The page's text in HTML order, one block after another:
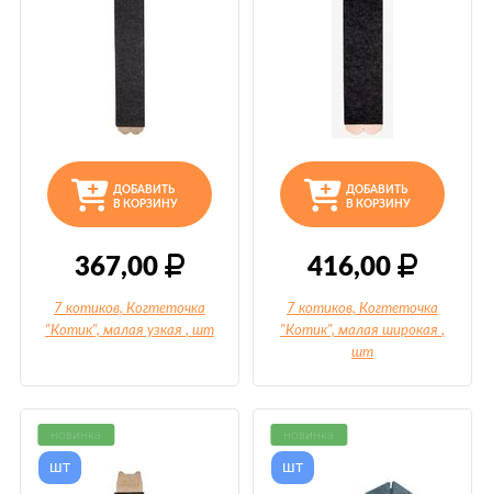
ДОБАВИТЬ
В КОРЗИНУ
367,00
7 котиков, Когтеточка
"Котик", малая узкая , шт
ДОБАВИТЬ
В КОРЗИНУ
416,00
7 котиков, Когтеточка
"Котик", малая широкая ,
шт
новинка
шт
новинка
шт